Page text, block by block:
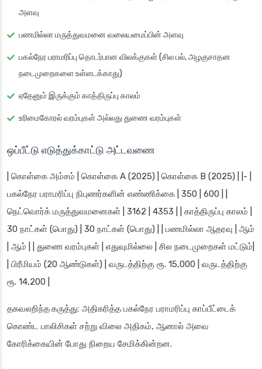
அளவு
பணமில்லா மருத்துவமனை வலையமைப்பின் அளவு
பகல்நேர பராமரிப்பு தொடர்பான விலக்குகள் (சில பல், அழகுசாதன
நடைமுறைகளை உள்ளடக்காது)
ஏதேனும் இருக்கும் காத்திருப்பு காலம்
உரிமைகோரல் வரம்புகள் அல்லது துணை வரம்புகள்
ஒப்பீட்டு எடுத்துக்காட்டு அட்டவணை
| கொள்கை அம்சம் | கொள்கை A (2025) | கொள்கை B (2025) | |- |
பகல்நேர பராமரிப்பு நிபுணர்களின் எண்ணிக்கை | 350 | 600 | |
நெட்வொர்க் மருத்துவமனைகள் | 3162 | 4353 | | காத்திருப்பு காலம் |
30 நாட்கள் (பொது) | 30 நாட்கள் (பொது) | | பணமில்லா ஆதரவு | ஆம்
| ஆம் | | துணை வரம்புகள் | எதுவுமில்லை | சில நடைமுறைகள் மட்டும்|
| பிரீமியம் (20 ஆண்டுகள்) | வருடத்திற்கு ரூ. 15,000 | வருடத்திற்கு
ரூ. 14,200 |
தகவலறிந்த கருத்து: அதிகரித்த பகல்நேர பராமரிப்பு காப்பீட்டைக்
கொண்ட பாலிசிகள் சற்று விலை அதிகம், ஆனால் அவை
கோரிக்கையின் போது நிறைய சேமிக்கின்றன.